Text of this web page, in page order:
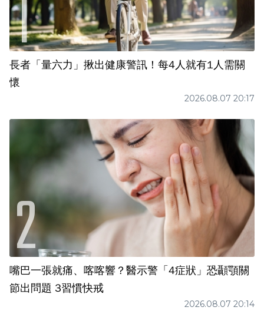
長者「量六力」揪出健康警訊！每4人就有1人需關
懷
2026.08.07 20:17
嘴巴一張就痛、喀喀響？醫示警「4症狀」恐顳顎關
節出問題 3習慣快戒
2026.08.07 20:14